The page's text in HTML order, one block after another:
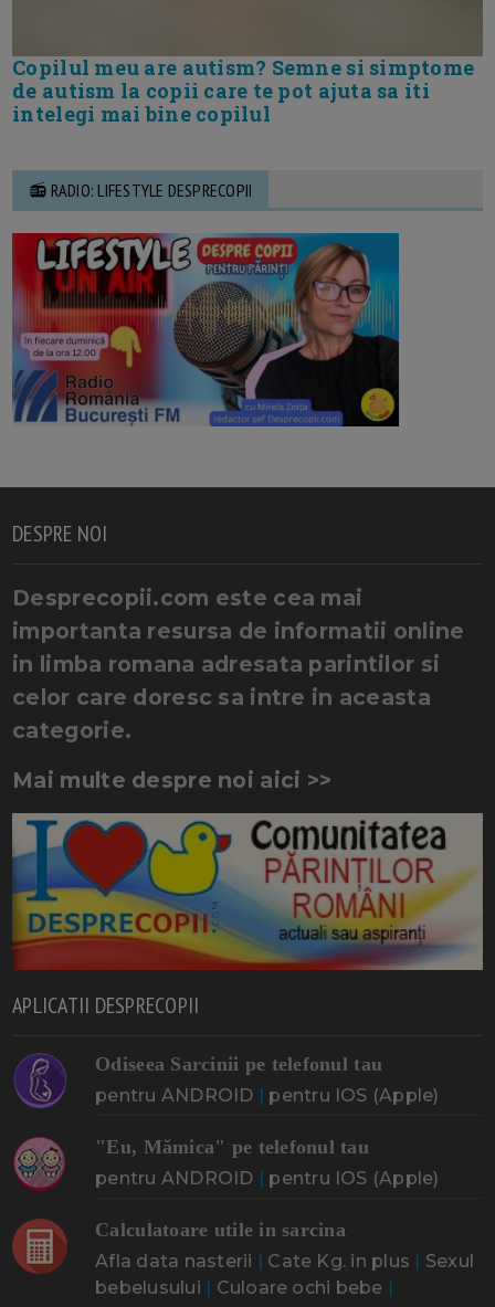
Copilul meu are autism? Semne si simptome
de autism la copii care te pot ajuta sa iti
intelegi mai bine copilul
📻 RADIO: LIFESTYLE DESPRECOPII
DESPRE NOI
Desprecopii.com este cea mai
importanta resursa de informatii online
in limba romana adresata parintilor si
celor care doresc sa intre in aceasta
categorie.
Mai multe despre noi aici >>
APLICATII DESPRECOPII
Odiseea Sarcinii pe telefonul tau
pentru ANDROID | pentru IOS (Apple)
"Eu, Mămica" pe telefonul tau
pentru ANDROID | pentru IOS (Apple)
Calculatoare utile in sarcina
Afla data nasterii | Cate Kg. in plus | Sexul
bebelusului | Culoare ochi bebe |